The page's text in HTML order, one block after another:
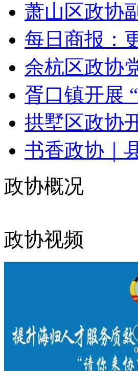
萧山区政协
每日商报：
余杭区政协
胥口镇开展
拱墅区政协
书香政协｜
政协概况
政协视频